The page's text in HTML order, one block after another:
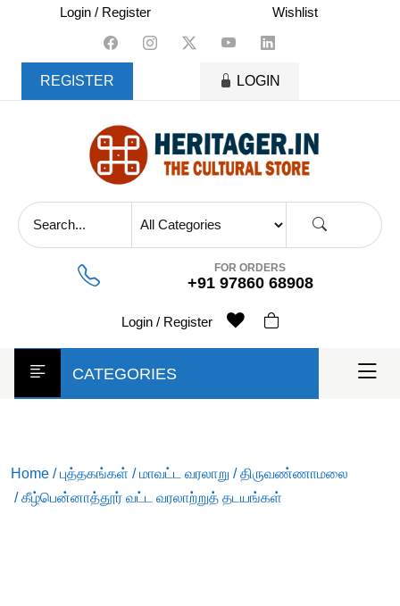
content
Login / Register Wishlist
REGISTER LOGIN
FOR ORDERS
+91 97860 68908
Login / Register
CATEGORIES
Home /புத்தகங்கள் /மாவட்ட வரலாறு /திருவண்ணாமலை
/ கீழ்பென்னாத்தூர் வட்ட வரலாற்றுத் தடயங்கள்